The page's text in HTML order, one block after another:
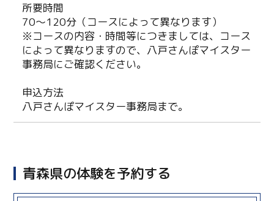
所要時間
70～120分（コースによって異なります）
※コースの内容・時間等につきましては、コース
によって異なりますので、八戸さんぽマイスター
事務局にご確認ください。
申込方法
八戸さんぽマイスター事務局まで。
青森県の体験を予約する